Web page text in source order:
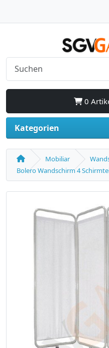
0
Kategorien
Mobiliar
Bolero Wandschirm 4